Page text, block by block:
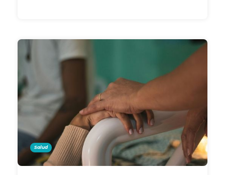
Salud